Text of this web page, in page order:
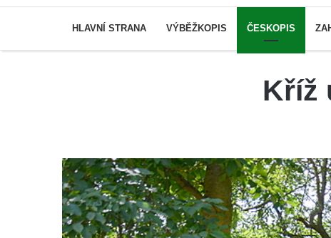
HLAVNÍ STRANA VÝBĚŽKOPIS ČESKOPIS
Kříž